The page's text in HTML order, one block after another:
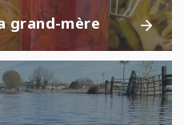
grand-mère